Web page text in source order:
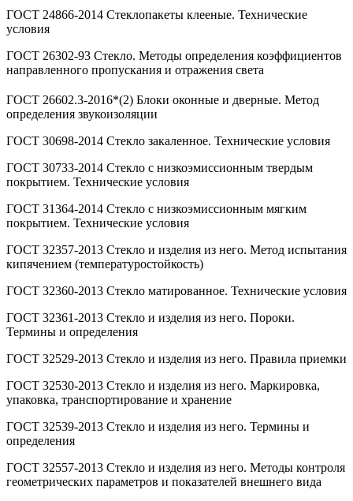
ГОСТ 24866-2014 Стеклопакеты клееные. Технические
условия
ГОСТ 26302-93 Стекло. Методы определения коэффициентов
направленного пропускания и отражения света
ГОСТ 26602.3-2016*(2) Блоки оконные и дверные. Метод
определения звукоизоляции
ГОСТ 30698-2014 Стекло закаленное. Технические условия
ГОСТ 30733-2014 Стекло с низкоэмиссионным твердым
покрытием. Технические условия
ГОСТ 31364-2014 Стекло с низкоэмиссионным мягким
покрытием. Технические условия
ГОСТ 32357-2013 Стекло и изделия из него. Метод испытания
кипячением (температуростойкость)
ГОСТ 32360-2013 Стекло матированное. Технические условия
ГОСТ 32361-2013 Стекло и изделия из него. Пороки.
Термины и определения
ГОСТ 32529-2013 Стекло и изделия из него. Правила приемки
ГОСТ 32530-2013 Стекло и изделия из него. Маркировка,
упаковка, транспортирование и хранение
ГОСТ 32539-2013 Стекло и изделия из него. Термины и
определения
ГОСТ 32557-2013 Стекло и изделия из него. Методы контроля
геометрических параметров и показателей внешнего вида